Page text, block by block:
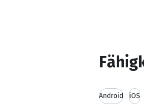
Android iOS